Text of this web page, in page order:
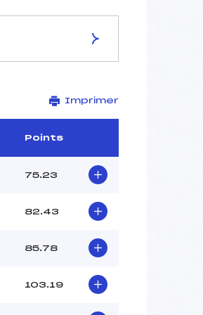
Site de Replis
7.5 km
Imprimer
Points
75.23
82.43
85.78
103.19